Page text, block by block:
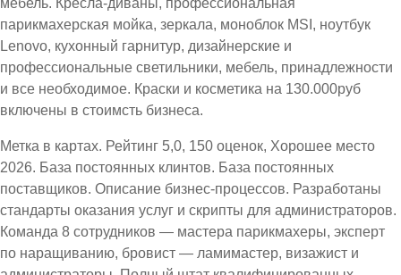
парикмахерская мойка, зеркала, моноблок MSI, ноутбук
Lenovo, кухонный гарнитур, дизайнерские и
профессиональные светильники, мебель, принадлежности
и все необходимое. Краски и косметика на 130.000руб
включены в стоимсть бизнеса.
Метка в картах. Рейтинг 5,0, 150 оценок, Хорошее место
2026. База постоянных клинтов. База постоянных
поставщиков. Описание бизнес-процессов. Разработаны
стандарты оказания услуг и скрипты для администраторов.
Команда 8 сотрудников — мастера парикмахеры, эксперт
по наращиванию, бровист — ламимастер, визажист и